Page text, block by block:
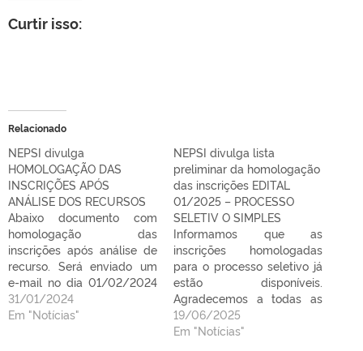
Curtir isso:
Relacionado
NEPSI divulga
HOMOLOGAÇÃO DAS
INSCRIÇÕES APÓS
ANÁLISE DOS RECURSOS
Abaixo documento com
homologação das
inscrições após análise de
recurso. Será enviado um
e-mail no dia 01/02/2024
para candidatas/os que
solicitaram recurso com
31/01/2024
Em "Notícias"
NEPSI divulga lista
preliminar da homologação
das inscrições EDITAL
01/2025 – PROCESSO
SELETIV O SIMPLES
Informamos que as
inscrições homologadas
para o processo seletivo já
estão disponíveis.
Agradecemos a todas as
pessoas inscritas e
reforçamos que as
19/06/2025
Em "Notícias"